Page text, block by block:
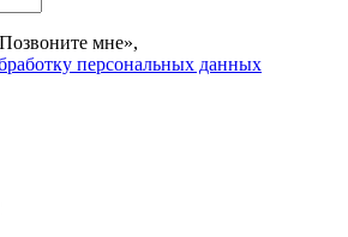
мне»,
персональных данных